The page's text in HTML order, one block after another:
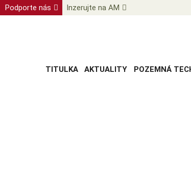
Podporte nás Inzerujte na AM
TITULKA AKTUALITY POZEMNÁ